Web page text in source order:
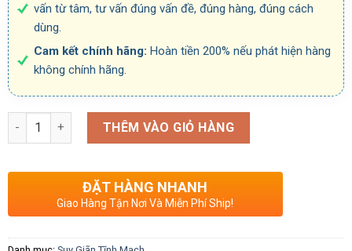
vấn từ tâm, tư vấn đúng vấn đề, đúng hàng, đúng cách
dùng.
Cam kết chính hãng: Hoàn tiền 200% nếu phát hiện hàng
không chính hãng.
Số lượng THÊM VÀO GIỎ HÀNG
ĐẶT HÀNG NHANH
Giao Hàng Tận Nơi Và Miễn Phí Ship!